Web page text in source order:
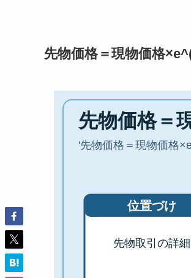
先物価格＝現物価格